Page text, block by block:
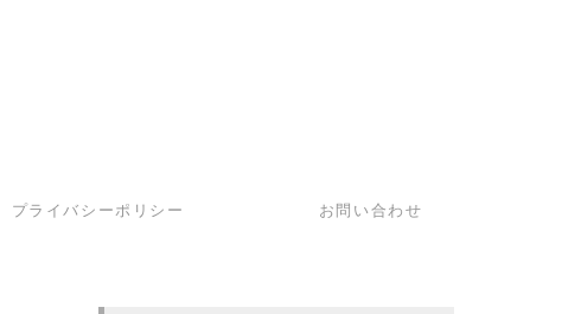
プライバシーポリシー お問い合わせ